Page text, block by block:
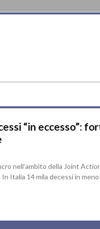
“in eccesso”:
nell’ambito della Joint
Italia 14 mila decessi in